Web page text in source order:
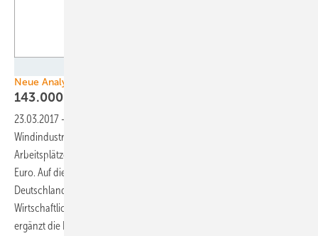
Neue Analyse
143.000 Jobs in der
23.03.2017 -
Windindustrie in Deutschland insgesamt 143.000 direkte und indirekte
Arbeitsplätze. Der erwirtschaftete Umsatz lag indes bei 13 Milliarden
Euro. Auf dieses Ergebnis kam die Analyse „Beschäftigung in
Deutschland durch Windindustrie“, die die Gesellschaft für
Wirtschaftliche Strukturforschung (GWS) durchführte. Die Analyse
ergänzt die Ende 2016 durch das Bundeswirtschaftsministerium